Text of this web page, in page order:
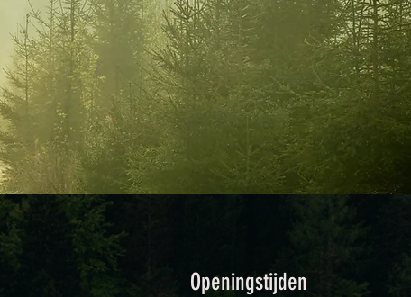
Openingstijden